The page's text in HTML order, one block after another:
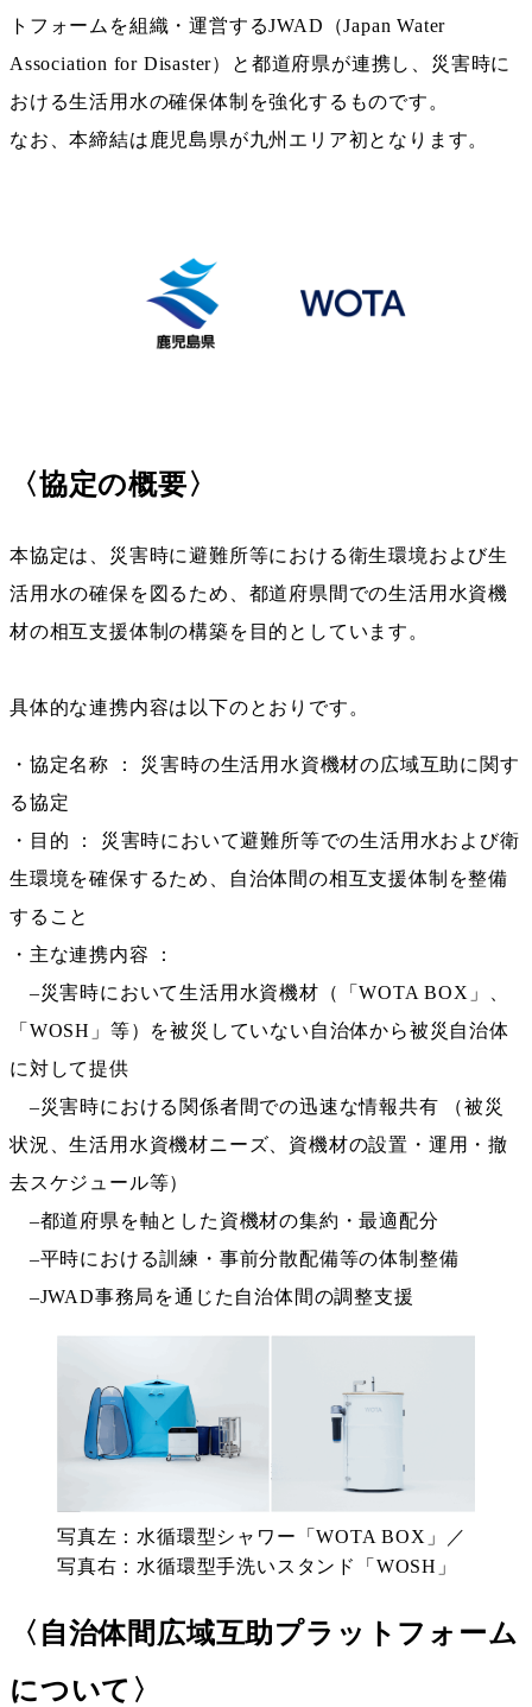
トフォームを組織・運営するJWAD（Japan Water
Association for Disaster）と都道府県が連携し、災害時に
おける生活用水の確保体制を強化するものです。
なお、本締結は鹿児島県が九州エリア初となります。
〈協定の概要〉
本協定は、災害時に避難所等における衛生環境および生
活用水の確保を図るため、都道府県間での生活用水資機
材の相互支援体制の構築を目的としています。
具体的な連携内容は以下のとおりです。
・協定名称 ： 災害時の生活用水資機材の広域互助に関す
る協定
・目的 ： 災害時において避難所等での生活用水および衛
生環境を確保するため、自治体間の相互支援体制を整備
すること
・主な連携内容 ：
–災害時において生活用水資機材（「WOTA BOX」、
「WOSH」等）を被災していない自治体から被災自治体
に対して提供
–災害時における関係者間での迅速な情報共有 （被災
状況、生活用水資機材ニーズ、資機材の設置・運用・撤
去スケジュール等）
–都道府県を軸とした資機材の集約・最適配分
–平時における訓練・事前分散配備等の体制整備
–JWAD事務局を通じた自治体間の調整支援
写真左：水循環型シャワー「WOTA BOX」／
写真右：水循環型手洗いスタンド「WOSH」
〈自治体間広域互助プラットフォーム
について〉